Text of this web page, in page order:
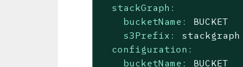
stackGraph:
bucketName:
BUCKET
s3Prefix:
stackgraph
configuration:
bucketName:
BUCKET